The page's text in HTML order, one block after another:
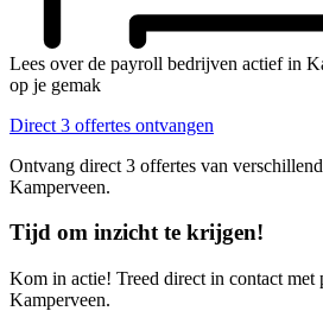
Lees over de payroll bedrijven actief in
op je gemak
Direct 3 offertes ontvangen
Ontvang direct 3 offertes van
Kamperveen.
Tijd om inzicht te krijgen!
Kom in actie! Treed direct in contact
Kamperveen.